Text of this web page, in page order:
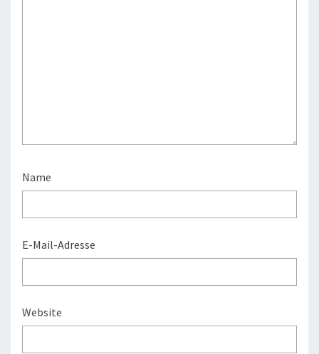
Name
E-Mail-Adresse
Website